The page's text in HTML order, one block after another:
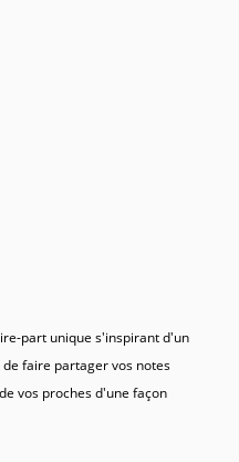
part unique s'inspirant d'un
faire partager vos notes
vos proches d'une façon